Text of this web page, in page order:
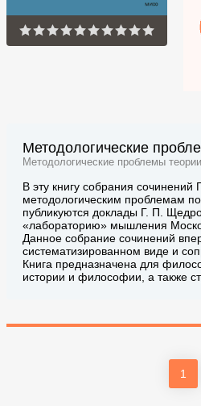
Методологические
Методологические проблемы
В эту книгу собрания
методологическим проблемам
публикуются доклады Г. П.
«лабораторию» мышления
Данное собрание сочинений
систематизированном виде и
Книга предназначена для
истории и философии, а также
1